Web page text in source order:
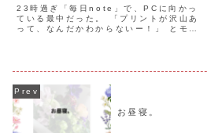
23時過ぎ「毎日note」で、PCに向かっ
ている最中だった。 「プリントが沢山あ
って、なんだかわからないー！」 とモヤ
お昼寝。